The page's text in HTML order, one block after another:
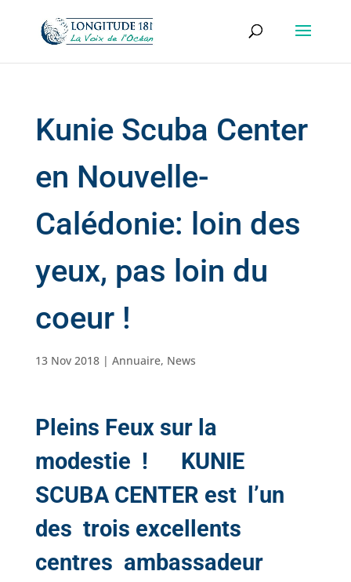
Kunie Scuba Center
en Nouvelle-
Calédonie: loin des
yeux, pas loin du
coeur !
13 Nov 2018| Annuaire, News
Pleins Feux sur la
modestie ! KUNIE
SCUBA CENTER est l’un
des trois excellents
centres ambassadeur